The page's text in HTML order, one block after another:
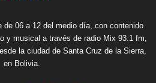
de 06 a 12 del medio día, con contenido
y musical a través de radio Mix 93.1 fm,
la ciudad de Santa Cruz de la Sierra,
en Bolivia.